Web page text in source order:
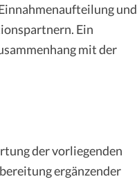
und
Ein
mit der
der vorliegenden
ergänzender